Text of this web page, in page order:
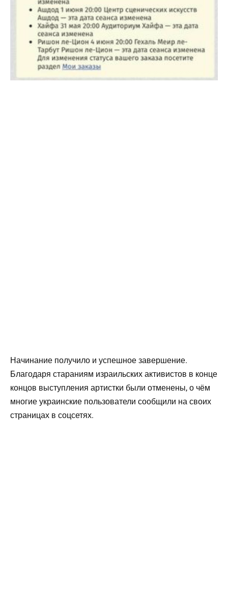
Начинание получило и успешное завершение.
Благодаря стараниям израильских активистов в конце
концов выступления артистки были отменены, о чём
многие украинские пользователи сообщили на своих
страницах в соцсетях.